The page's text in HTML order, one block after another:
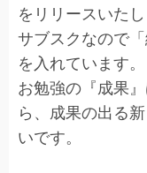
をリリースいたし
サブスクなので
を入れています。
お勉強の『成果
ら、成果の出る
いです。